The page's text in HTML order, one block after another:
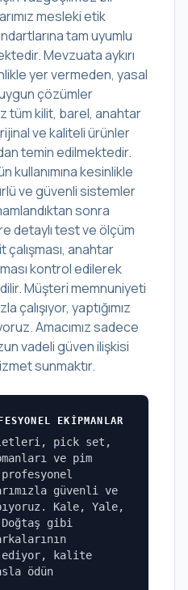
mesleki etik
tam uyumlu
Mevzuata aykırı
yer vermeden, yasal
çözümler
tüm kilit, barel, anahtar
ve kaliteli ürünler
temin edilmektedir.
kullanımına kesinlikle
ve güvenli sistemler
sonra
detaylı test ve ölçüm
çalışması, anahtar
kontrol edilerek
Müşteri memnuniyeti
çalışıyor, yaptığımız
Amacımız sadece
vadeli güven ilişkisi
sunmaktır.
EKIPMANLAR
pick set,
ve pim
güvenli ve
Kale, Yale,
gibi
kalite
ödün